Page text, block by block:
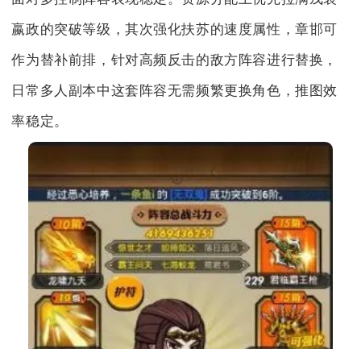
嬴政的突破等级，其次强化扶苏的速度属性，章邯可
作为替补前排，针对高频反击的敌方阵容进行替换，
日常多人副本中这套阵容无需频繁更换角色，推图效
率稳定。